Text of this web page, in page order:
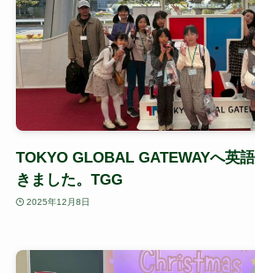
TOKYO GLOBAL GATEWAYへ英
きました。TGG
2025年12月8日